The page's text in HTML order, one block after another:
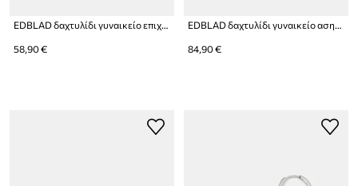
EDBLAD δαχτυλίδι γυναικείο επιχρυσωμένο Infinity Knot
58,90 €
EDBLAD δαχτυλίδι γυναικείο ασημί ζιργκόν Twin
84,90 €